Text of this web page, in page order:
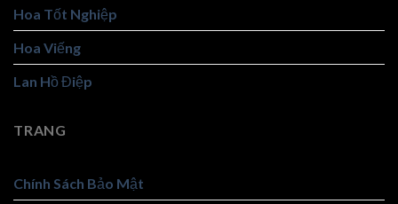
Hoa Tốt Nghiệp
Hoa Viếng
Lan Hồ Điệp
TRANG
Chính Sách Bảo Mật